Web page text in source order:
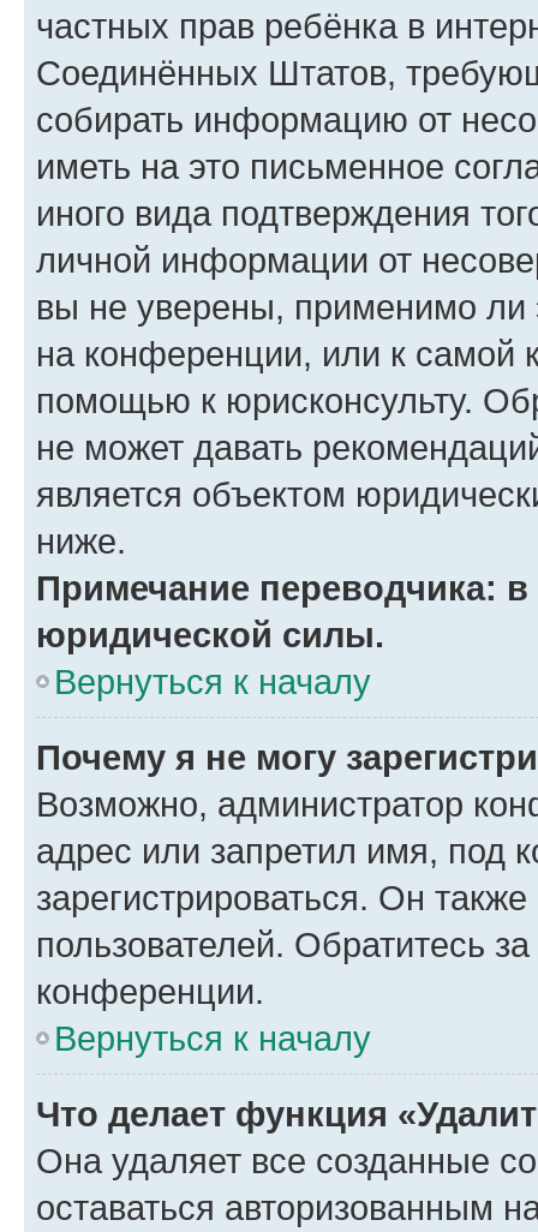
частных прав ребёнка в
Соединённых Штатов,
собирать информацию от
иметь на это письменное
иного вида подтверждения
личной информации от
вы не уверены, применимо ли
на конференции, или к самой
помощью к юрисконсульту.
не может давать
является объектом
ниже.
Примечание переводчика:
юридической силы.
Вернуться к началу
Почему я не могу
Возможно, администратор
адрес или запретил имя, под
зарегистрироваться. Он
пользователей. Обратитесь
конференции.
Вернуться к началу
Что делает функция
Она удаляет все созданные
оставаться авторизованным